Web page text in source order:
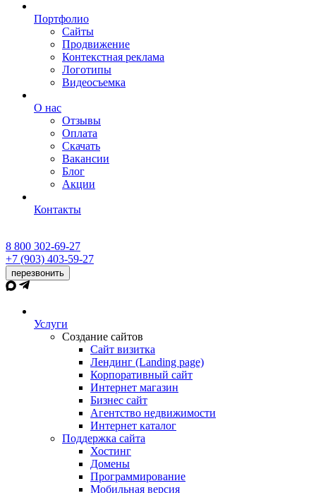
Портфолио
Сайты
Продвижение
Контекстная реклама
Логотипы
Видеосъемка
О нас
Отзывы
Оплата
Скачать
Вакансии
Блог
Акции
Контакты
8 800 302-69-27
+7 (903) 403-59-27
перезвонить
Услуги
Создание сайтов
Сайт визитка
Лендинг (Landing page)
Корпоративный сайт
Интернет магазин
Бизнес сайт
Агентство недвижимости
Интернет каталог
Поддержка сайта
Хостинг
Домены
Программирование
Мобильная версия